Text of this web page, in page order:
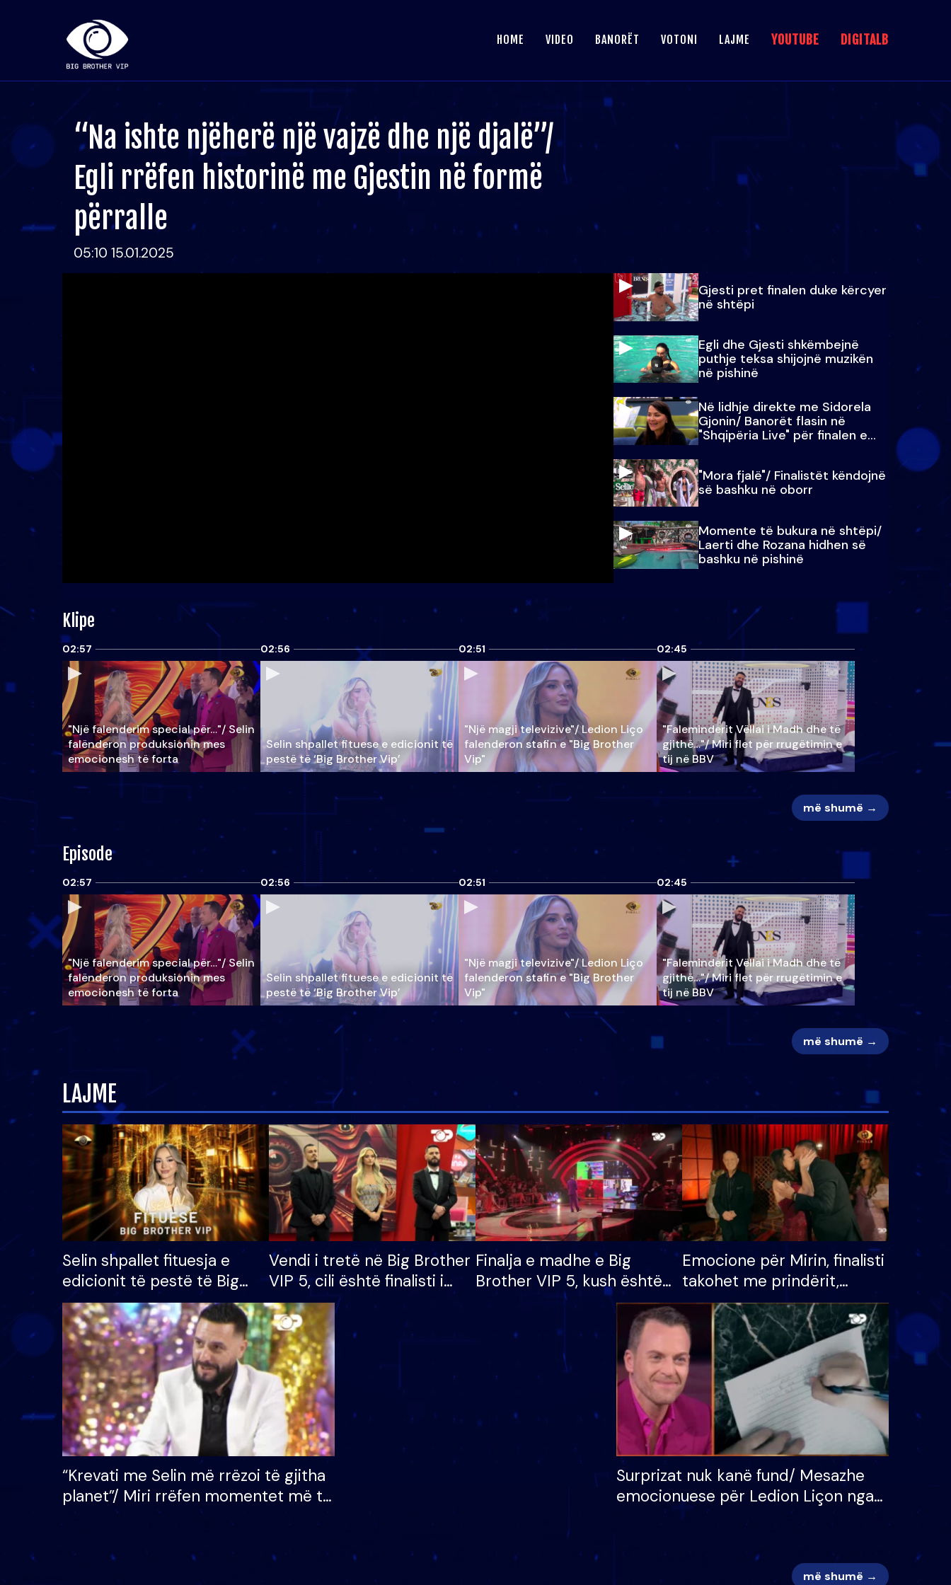
HOME VIDEO BANORËT VOTONI LAJME YOUTUBE DIGITALB
“Na ishte njëherë një vajzë dhe një djalë”/
Egli rrëfen historinë me Gjestin në formë
përralle
05:10 15.01.2025
Gjesti pret finalen duke kërcyer
në shtëpi
Egli dhe Gjesti shkëmbejnë
puthje teksa shijojnë muzikën
në pishinë
Në lidhje direkte me Sidorela
Gjonin/ Banorët flasin në
"Shqipëria Live" për finalen e
madhe
"Mora fjalë"/ Finalistët këndojnë
së bashku në oborr
Momente të bukura në shtëpi/
Laerti dhe Rozana hidhen së
bashku në pishinë
Klipe
02:57
"Një falenderim special për…"/ Selin
falënderon produksionin mes
emocionesh të forta
02:56
Selin shpallet fituese e edicionit të
pestë të ‘Big Brother Vip’
02:51
"Një magji televizive"/ Ledion Liço
falenderon stafin e "Big Brother
Vip"
02:45
"Faleminderit Vëllai i Madh dhe të
gjithë…"/ Miri flet për rrugëtimin e
tij në BBV
më shumë →
Episode
02:57
"Një falenderim special për…"/ Selin
falënderon produksionin mes
emocionesh të forta
02:56
Selin shpallet fituese e edicionit të
pestë të ‘Big Brother Vip’
02:51
"Një magji televizive"/ Ledion Liço
falenderon stafin e "Big Brother
Vip"
02:45
"Faleminderit Vëllai i Madh dhe të
gjithë…"/ Miri flet për rrugëtimin e
tij në BBV
më shumë →
LAJME
Selin shpallet fituesja e
edicionit të pestë të Big
Brother VIP, rrëmben
çmimin e madh prej 100
mijë eurosh
Vendi i tretë në Big Brother
VIP 5, cili është finalisti i
radhës që lë shtëpinë
Finalja e madhe e Big
Brother VIP 5, kush është
banori i parë që lë shtëpinë
dhe humb mundësinë për
të fituar çmimin e madh
Emocione për Mirin, finalisti
takohet me prindërit,
vajzën dhe bashkëshorten:
S’kemi ndonjë letër divorci
apo jo?
“Krevati me Selin më rrëzoi të gjitha
planet”/ Miri rrëfen momentet më të
bukura në shtëpinë e BB VIP: Do më
Surprizat nuk kanë fund/ Mesazhe
emocionuese për Ledion Liçon nga
nëna dhe fëmijët e tij, moderatori
më shumë →